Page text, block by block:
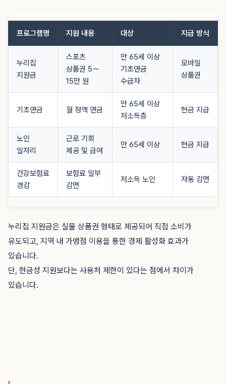
프로그램명 지원 내용 대상 지급 방식
누리집
지원금
스포츠
상품권 5〜
15만 원
만 65세 이상
기초연금
수급자
모바일
상품권
기초연금 월 정액 연금
만 65세 이상
저소득층
현금 지급
노인
일자리
근로 기회
제공 및 급여
만 65세 이상 현금 지급
건강보험료
경감
보험료 일부
감면
저소득 노인 자동 감면
누리집 지원금은 실물 상품권 형태로 제공되어 직접 소비가
유도되고, 지역 내 가맹점 이용을 통한 경제 활성화 효과가
있습니다.
단, 현금성 지원보다는 사용처 제한이 있다는 점에서 차이가
있습니다.